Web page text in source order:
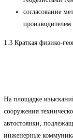
согласование
производителем
1.3 Краткая физико-
На площадке
сооружения
автостоянки,
инженерные